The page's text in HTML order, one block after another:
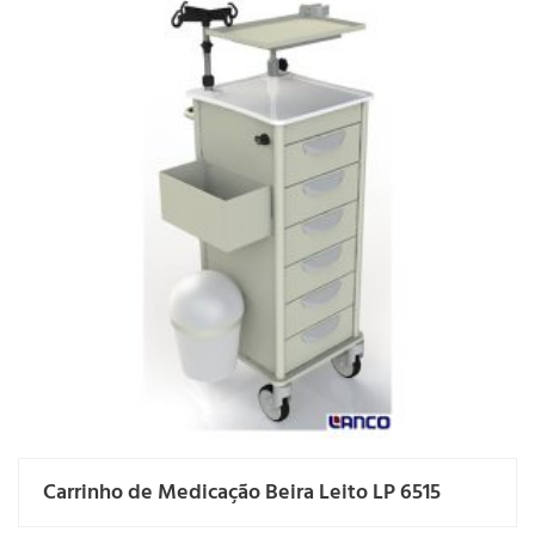
Carrinho de Medicação Beira Leito LP 6515